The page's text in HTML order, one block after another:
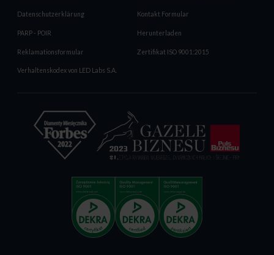
Datenschutzerklärung Kontakt Formular
PARP - POIR Herunterladen
Reklamationsformular Zertifikat ISO 9001:2015
Verhaltenskodex von LED Labs S.A.